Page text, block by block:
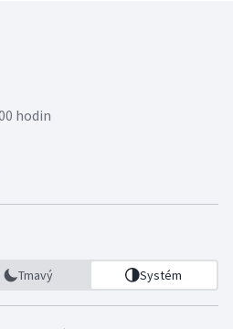
hodin
Tmavý Systém